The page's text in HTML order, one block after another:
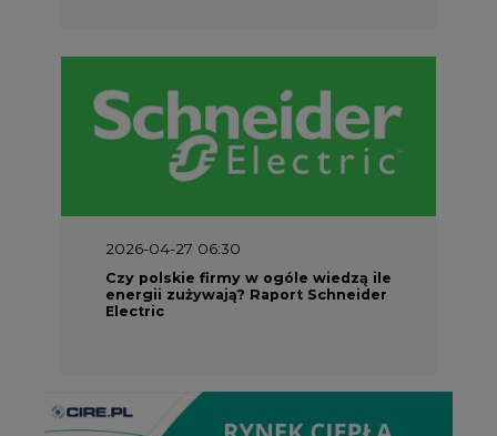
2026-04-27 06:30
Czy polskie firmy w ogóle wiedzą ile
energii zużywają? Raport Schneider
Electric